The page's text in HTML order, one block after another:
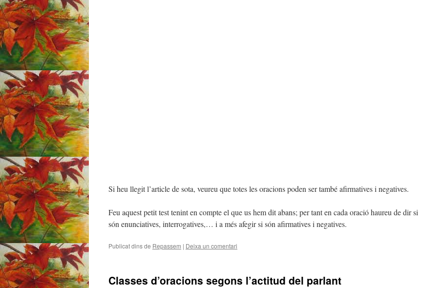
Si heu llegit l’article de sota, veureu que totes les oracions poden ser també afirmatives i negatives.
Feu aquest petit test tenint en compte el que us hem dit abans; per tant en cada oració haureu de dir si
són enunciatives, interrogatives,… i a més afegir si són afirmatives i negatives.
Publicat dins de Repassem | Deixa un comentari
Classes d’oracions segons l’actitud del parlant